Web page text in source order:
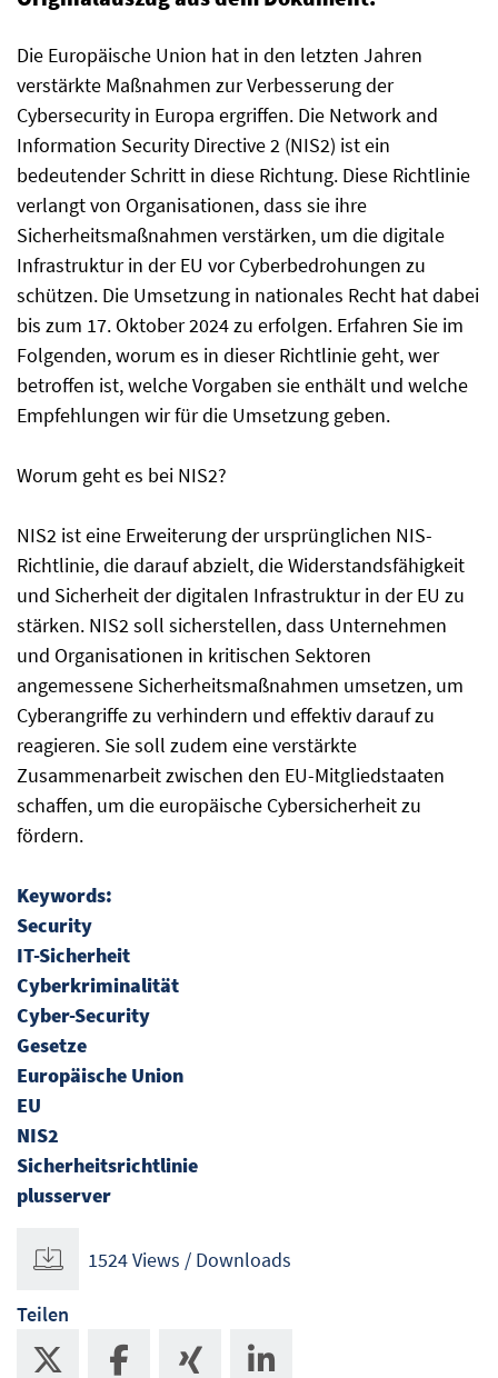
Die Europäische Union hat in den letzten Jahren
verstärkte Maßnahmen zur Verbesserung der
Cybersecurity in Europa ergriffen. Die Network and
Information Security Directive 2 (NIS2) ist ein
bedeutender Schritt in diese Richtung. Diese Richtlinie
verlangt von Organisationen, dass sie ihre
Sicherheitsmaßnahmen verstärken, um die digitale
Infrastruktur in der EU vor Cyberbedrohungen zu
schützen. Die Umsetzung in nationales Recht hat dabei
bis zum 17. Oktober 2024 zu erfolgen. Erfahren Sie im
Folgenden, worum es in dieser Richtlinie geht, wer
betroffen ist, welche Vorgaben sie enthält und welche
Empfehlungen wir für die Umsetzung geben.
Worum geht es bei NIS2?
NIS2 ist eine Erweiterung der ursprünglichen NIS-
Richtlinie, die darauf abzielt, die Widerstandsfähigkeit
und Sicherheit der digitalen Infrastruktur in der EU zu
stärken. NIS2 soll sicherstellen, dass Unternehmen
und Organisationen in kritischen Sektoren
angemessene Sicherheitsmaßnahmen umsetzen, um
Cyberangriffe zu verhindern und effektiv darauf zu
reagieren. Sie soll zudem eine verstärkte
Zusammenarbeit zwischen den EU-Mitgliedstaaten
schaffen, um die europäische Cybersicherheit zu
fördern.
Keywords:
Security
IT-Sicherheit
Cyberkriminalität
Cyber-Security
Gesetze
Europäische Union
EU
NIS2
Sicherheitsrichtlinie
plusserver
1524 Views / Downloads
Teilen